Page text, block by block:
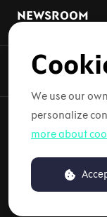
NEWSROOM
Copyright © 2026
Drivs av
We use our
personalize
more about